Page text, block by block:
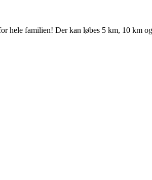
hele familien! Der kan løbes 5 km, 10 km og